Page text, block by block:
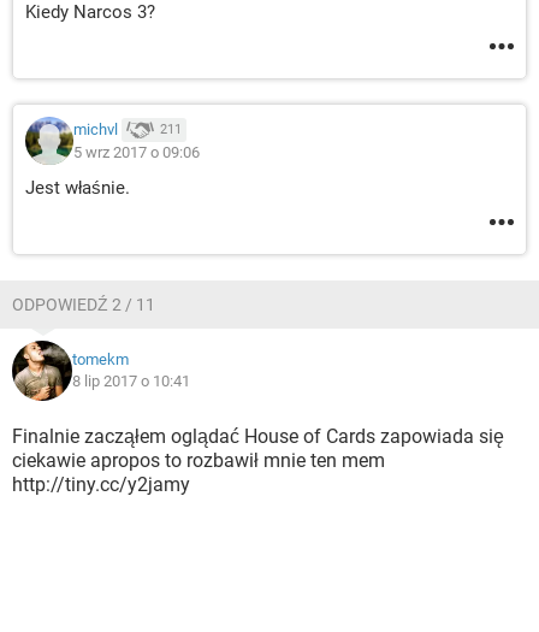
Kiedy Narcos 3?
michvl 211
5 wrz 2017 o 09:06
Jest właśnie.
ODPOWIEDŹ 2 / 11
tomekm
8 lip 2017 o 10:41
Finalnie zacząłem oglądać House of Cards zapowiada się
ciekawie apropos to rozbawił mnie ten mem
http://tiny.cc/y2jamy